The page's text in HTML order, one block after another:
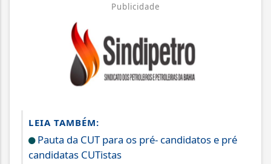
Publicidade
LEIA TAMBÉM:
Pauta da CUT para os pré- candidatos e pré
candidatas CUTistas